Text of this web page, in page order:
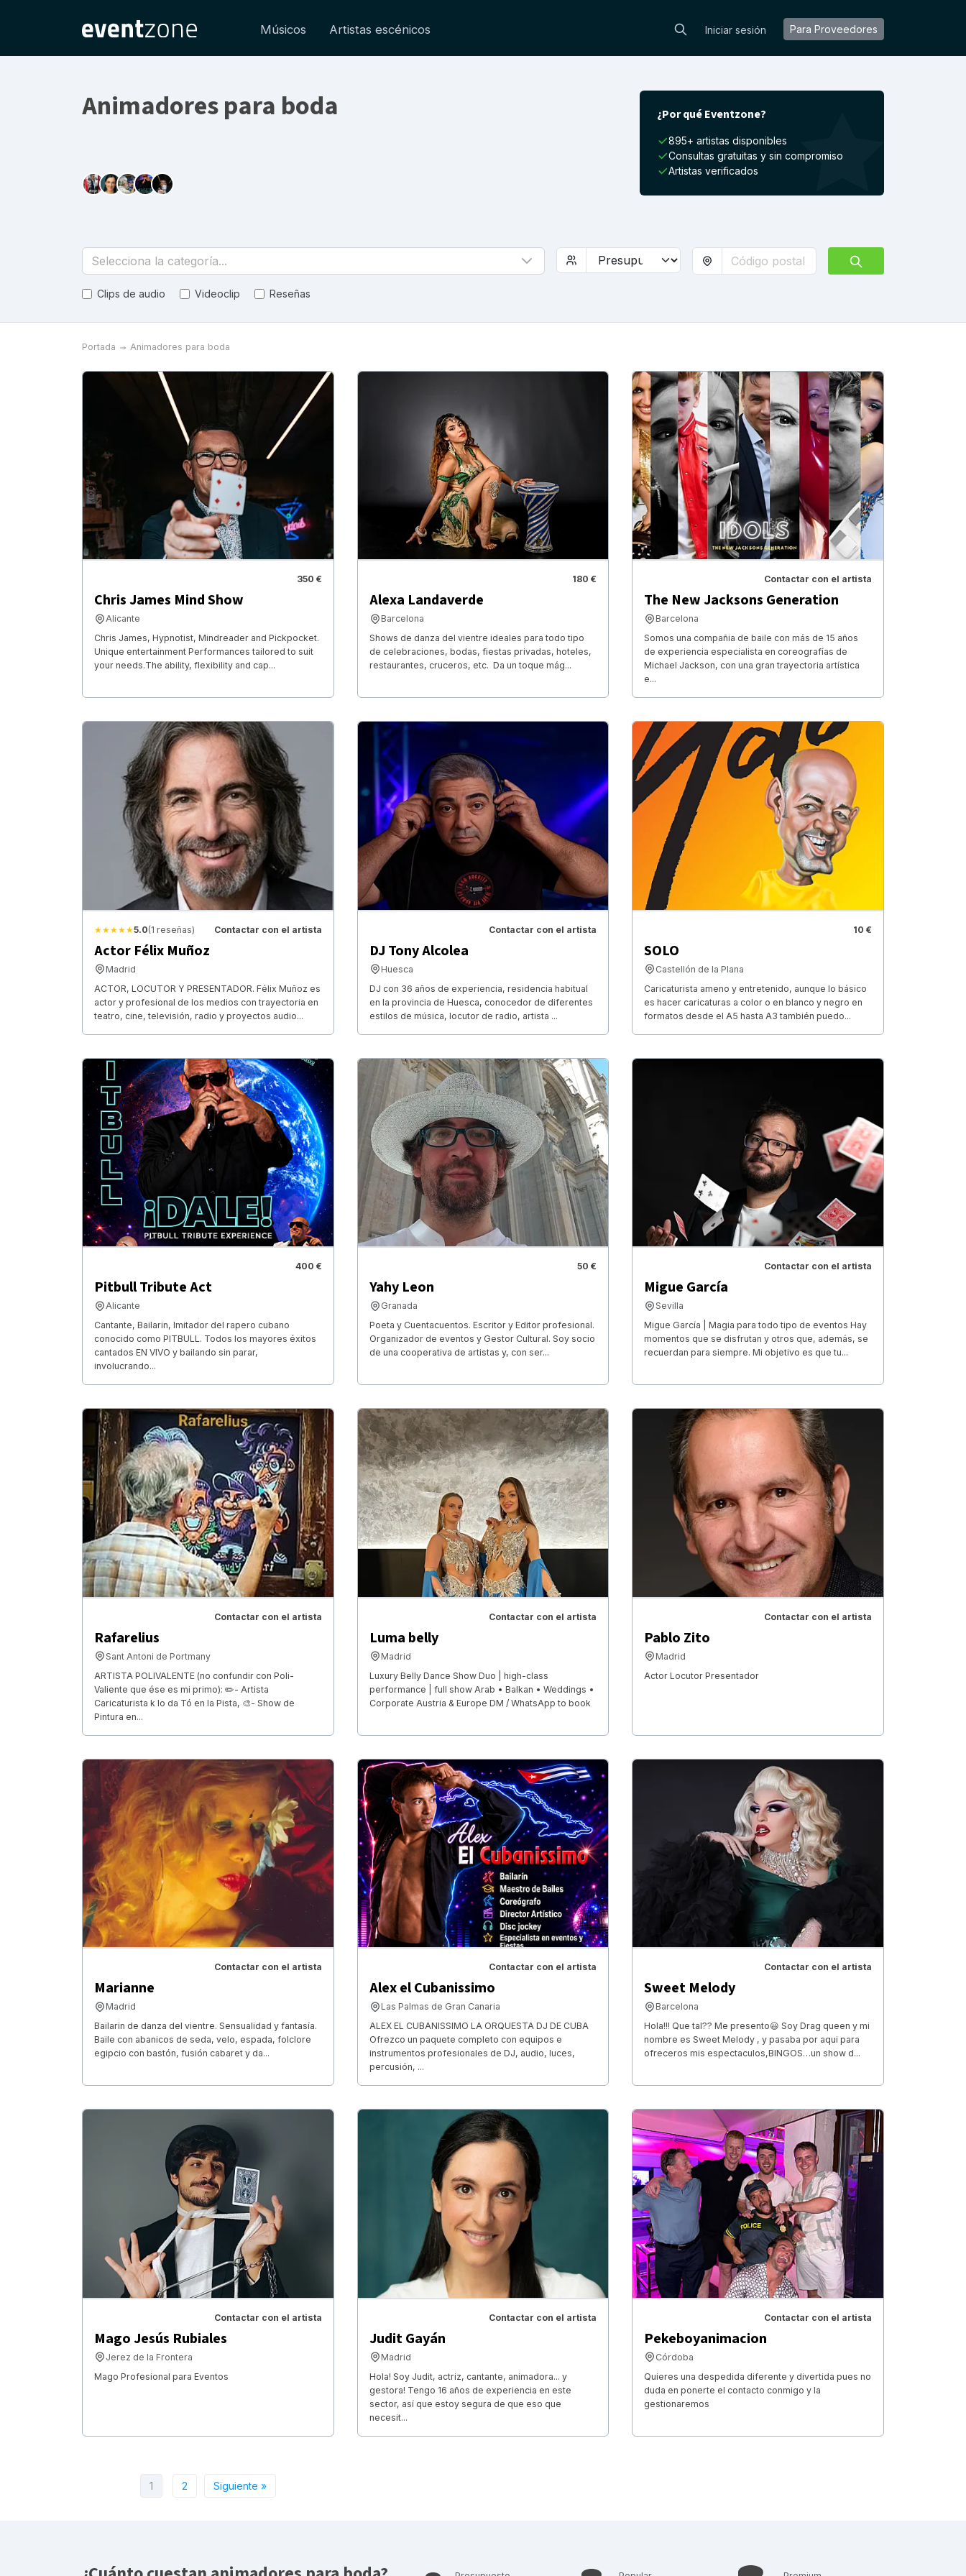
Músicos Artistas escénicos Iniciar sesión Para Proveedores
Animadores para boda ¿Por qué Eventzone?
895+ artistas disponibles
Consultas gratuitas y sin compromiso
Artistas verificados
Selecciona la categoría...
Clips de audio Videoclip Reseñas
Portada Animadores para boda
350 €
Chris James Mind Show
Alicante
Chris James, Hypnotist, Mindreader and Pickpocket.
Unique entertainment Performances tailored to suit
your needs.The ability, flexibility and cap...
180 €
Alexa Landaverde
Barcelona
Shows de danza del vientre ideales para todo tipo
de celebraciones, bodas, fiestas privadas, hoteles,
restaurantes, cruceros, etc. Da un toque mág...
Contactar con el artista
The New Jacksons Generation
Barcelona
Somos una compañia de baile con más de 15 años
de experiencia especialista en coreografías de
Michael Jackson, con una gran trayectoria artística
e...
★★★★★5.0(1 reseñas) Contactar con el artista
Actor Félix Muñoz
Madrid
ACTOR, LOCUTOR Y PRESENTADOR. Félix Muñoz es
actor y profesional de los medios con trayectoria en
teatro, cine, televisión, radio y proyectos audio...
Contactar con el artista
DJ Tony Alcolea
Huesca
DJ con 36 años de experiencia, residencia habitual
en la provincia de Huesca, conocedor de diferentes
estilos de música, locutor de radio, artista ...
10 €
SOLO
Castellón de la Plana
Caricaturista ameno y entretenido, aunque lo básico
es hacer caricaturas a color o en blanco y negro en
formatos desde el A5 hasta A3 también puedo...
400 €
Pitbull Tribute Act
Alicante
Cantante, Bailarin, Imitador del rapero cubano
conocido como PITBULL. Todos los mayores éxitos
cantados EN VIVO y bailando sin parar,
involucrando...
50 €
Yahy Leon
Granada
Poeta y Cuentacuentos. Escritor y Editor profesional.
Organizador de eventos y Gestor Cultural. Soy socio
de una cooperativa de artistas y, con ser...
Contactar con el artista
Migue García
Sevilla
Migue García | Magia para todo tipo de eventos Hay
momentos que se disfrutan y otros que, además, se
recuerdan para siempre. Mi objetivo es que tu...
Contactar con el artista
Rafarelius
Sant Antoni de Portmany
ARTISTA POLIVALENTE (no confundir con Poli-
Valiente que ése es mi primo): ✏️- Artista
Caricaturista k lo da Tó en la Pista, 🎨- Show de
Pintura en...
Contactar con el artista
Luma belly
Madrid
Luxury Belly Dance Show Duo | high-class
performance | full show Arab • Balkan • Weddings •
Corporate Austria & Europe DM / WhatsApp to book
Contactar con el artista
Pablo Zito
Madrid
Actor Locutor Presentador
Contactar con el artista
Marianne
Madrid
Bailarin de danza del vientre. Sensualidad y fantasía.
Baile con abanicos de seda, velo, espada, folclore
egipcio con bastón, fusión cabaret y da...
Contactar con el artista
Alex el Cubanissimo
Las Palmas de Gran Canaria
ALEX EL CUBANISSIMO LA ORQUESTA DJ DE CUBA
Ofrezco un paquete completo con equipos e
instrumentos profesionales de DJ, audio, luces,
percusión, ...
Contactar con el artista
Sweet Melody
Barcelona
Hola!!! Que tal?? Me presento😃 Soy Drag queen y mi
nombre es Sweet Melody , y pasaba por aqui para
ofreceros mis espectaculos,BINGOS…un show d...
Contactar con el artista
Mago Jesús Rubiales
Jerez de la Frontera
Mago Profesional para Eventos
Contactar con el artista
Judit Gayán
Madrid
Hola! Soy Judit, actriz, cantante, animadora... y
gestora! Tengo 16 años de experiencia en este
sector, así que estoy segura de que eso que
necesit...
Contactar con el artista
Pekeboyanimacion
Córdoba
Quieres una despedida diferente y divertida pues no
duda en ponerte el contacto conmigo y la
gestionaremos
1 2 Siguiente »